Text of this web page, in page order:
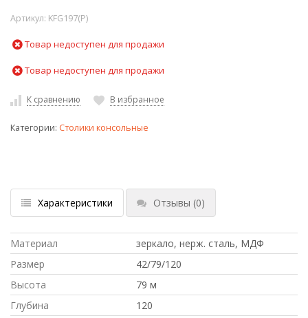
Артикул: KFG197(P)
Товар недоступен для продажи
Товар недоступен для продажи
К сравнению В избранное
Категории: Столики консольные
Характеристики Отзывы (0)
Материал
зеркало, нерж. сталь, МДФ
Размер
42/79/120
Высота
79 м
Глубина
120